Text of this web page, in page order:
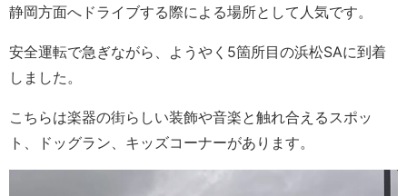
静岡方面へドライブする際による場所として人気です。
安全運転で急ぎながら、ようやく5箇所目の浜松SAに到着
しました。
こちらは楽器の街らしい装飾や音楽と触れ合えるスポッ
ト、ドッグラン、キッズコーナーがあります。